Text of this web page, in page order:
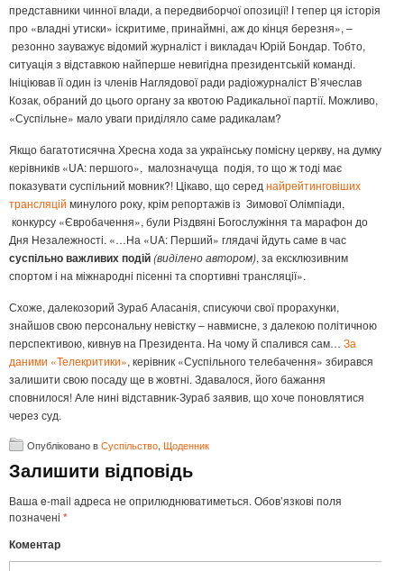
представники чинної влади, а передвиборчої опозиції! І тепер ця історія
про «владні утиски» іскритиме, принаймні, аж до кінця березня», –
резонно зауважує відомий журналіст і викладач Юрій Бондар. Тобто,
ситуація з відставкою найперше невигідна президентській команді.
Ініціював її один із членів Наглядової ради радіожурналіст В’ячеслав
Козак, обраний до цього органу за квотою Радикальної партії. Можливо,
«Суспільне» мало уваги приділяло саме радикалам?
Якщо багатотисячна Хресна хода за українську помісну церкву, на думку
керівників «UA: першого», малозначуща подія, то що ж тоді має
показувати суспільний мовник?! Цікаво, що серед найрейтинговіших
трансляцій минулого року, крім репортажів із Зимової Олімпіади,
конкурсу «Євробачення», були Різдвяні Богослужіння та марафон до
Дня Незалежності. «…На «UA: Перший» глядачі йдуть саме в час
суспільно важливих подій(виділено автором), за ексклюзивним
спортом і на міжнародні пісенні та спортивні трансляції».
Схоже, далекозорий Зураб Аласанія, списуючи свої прорахунки,
знайшов свою персональну невістку – навмисне, з далекою політичною
перспективою, кивнув на Президента. На чому й спалився сам… За
даними «Телекритики», керівник «Суспільного телебачення» збирався
залишити свою посаду ще в жовтні. Здавалося, його бажання
сповнилося! Але нині відставник-Зураб заявив, що хоче поновлятися
через суд.
Опубліковано вСуспільство, Щоденник
Залишити відповідь
Ваша e-mail адреса не оприлюднюватиметься. Обов’язкові поля
позначені *
Коментар